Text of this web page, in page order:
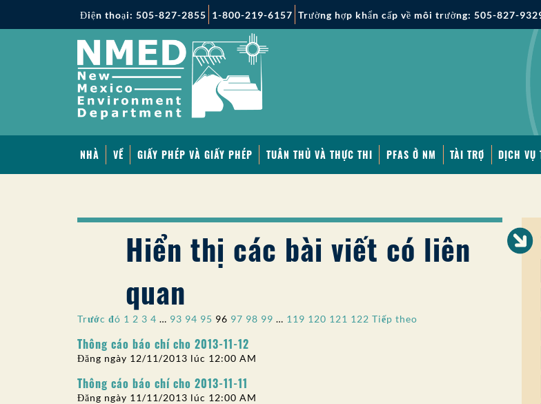
Điện thoại: 505-827-2855 1-800-219-6157 Trường hợp khẩn cấp về môi trường: 505-827-
NHÀ VỀ GIẤY PHÉP VÀ GIẤY PHÉP TUÂN THỦ VÀ THỰC THI PFAS Ở NM TÀI TRỢ DỊCH VỤ
Hiển thị các bài viết có liên
quan
Phân
trang
bài
viết
Trước đó 1 2 3 4 … 93 94 95 96 97 98 99 … 119 120 121 122 Tiếp theo
Thông cáo báo chí cho 2013-11-12
Đăng ngày 12/11/2013 lúc 12:00 AM
Thông cáo báo chí cho 2013-11-11
Đăng ngày 11/11/2013 lúc 12:00 AM